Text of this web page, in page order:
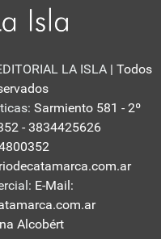
LA ISLA | Todos
Sarmiento 581 - 2º
- 3834425626
E-Mail:
Alcobért